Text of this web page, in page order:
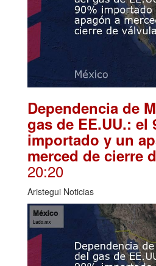
Dependencia de
gas de EE.UU.: el
importado y un
merced de cierre
20:20
Aristegui Noticias